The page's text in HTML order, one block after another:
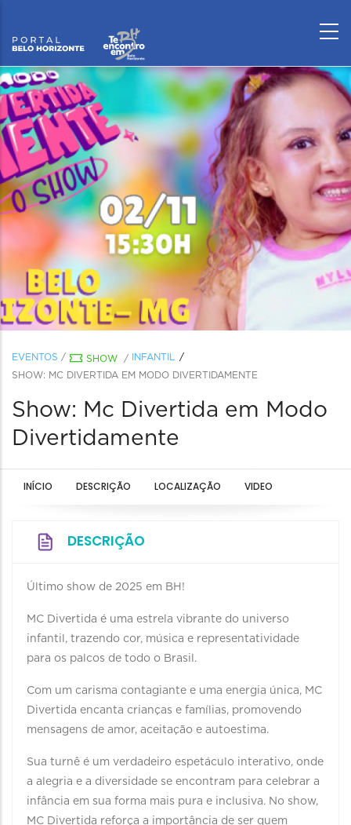
EVENTOS / SHOW /
INFANTIL
SHOW: MC DIVERTIDA EM MODO DIVERTIDAMENTE
Show: Mc Divertida em Modo
Divertidamente
INÍCIO DESCRIÇÃO LOCALIZAÇÃO VIDEO
DESCRIÇÃO
Último show de 2025 em BH!
MC Divertida é uma estrela vibrante do universo
infantil, trazendo cor, música e representatividade
para os palcos de todo o Brasil.
Com um carisma contagiante e uma energia única, MC
Divertida encanta crianças e famílias, promovendo
mensagens de amor, aceitação e autoestima.
Sua turnê é um verdadeiro espetáculo interativo, onde
a alegria e a diversidade se encontram para celebrar a
infância em sua forma mais pura e inclusiva. No show,
MC Divertida reforça a importância de ser quem